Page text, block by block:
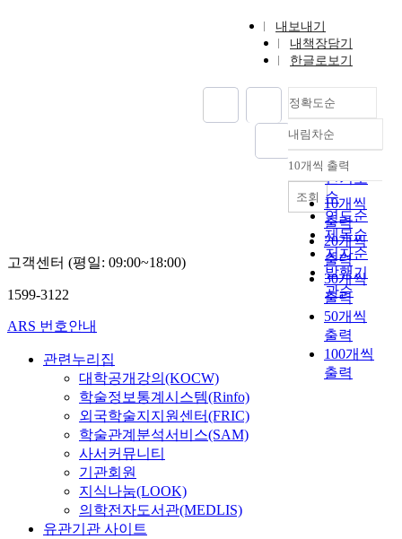
내보내기
내책장담기
한글로보기
정확도순
정확도
순
인기도
순
연도순
제목순
저자순
발행기
관순
내림차순
내림차순
10개씩 출력
10개씩
출력
20개씩
출력
30개씩
출력
50개씩
출력
100개씩
출력
조회
고객센터 (평일: 09:00~18:00)
1599-3122
ARS 번호안내
관련누리집
대학공개강의(KOCW)
학술정보통계시스템(Rinfo)
외국학술지지원센터(FRIC)
학술관계분석서비스(SAM)
사서커뮤니티
기관회원
지식나눔(LOOK)
의학전자도서관(MEDLIS)
유관기관 사이트